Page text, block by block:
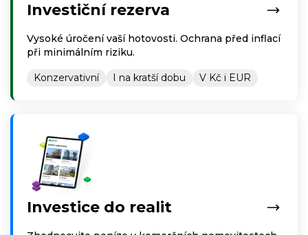
Investiční rezerva
Vysoké úročení vaší hotovosti. Ochrana před inflací
při minimálním riziku.
Konzervativní I na kratší dobu V Kč i EUR
Investice do realit